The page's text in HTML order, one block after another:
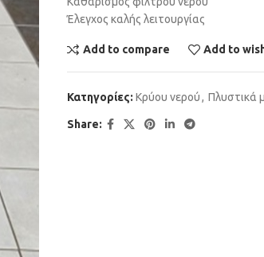
Έλεγχος καλής λειτουργίας
Add to compare Add to
Κατηγορίες: Κρύου νερού, Πλυστικά
Share: